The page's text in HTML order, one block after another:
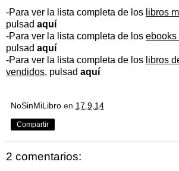
-Para ver la lista completa de los libros
pulsad aquí
-Para ver la lista completa de los ebooks
pulsad aquí
-Para ver la lista completa de los libros
vendidos, pulsad aquí
NoSinMiLibro en 17.9.14
Compartir
2 comentarios: